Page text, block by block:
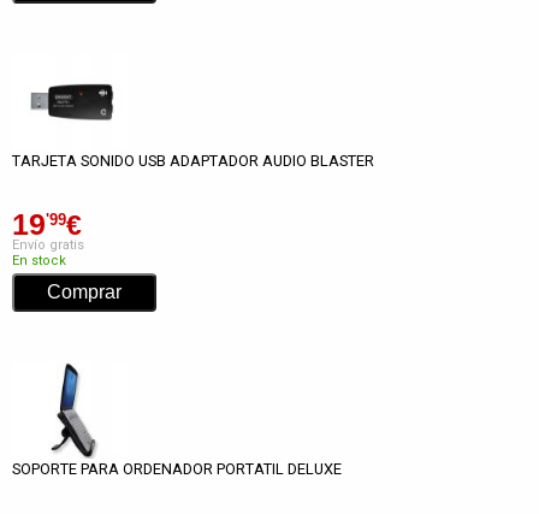
TARJETA SONIDO USB ADAPTADOR AUDIO BLASTER
19'99€
Envío gratis
En stock
SOPORTE PARA ORDENADOR PORTATIL DELUXE